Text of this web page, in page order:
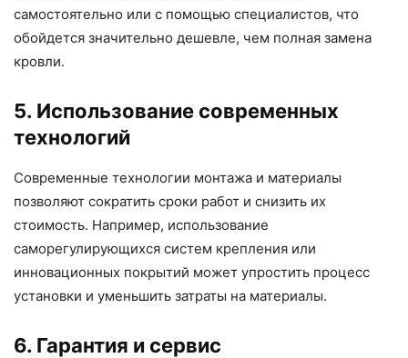
самостоятельно или с помощью специалистов, что
обойдется значительно дешевле, чем полная замена
кровли.
5. Использование современных
технологий
Современные технологии монтажа и материалы
позволяют сократить сроки работ и снизить их
стоимость. Например, использование
саморегулирующихся систем крепления или
инновационных покрытий может упростить процесс
установки и уменьшить затраты на материалы.
6. Гарантия и сервис